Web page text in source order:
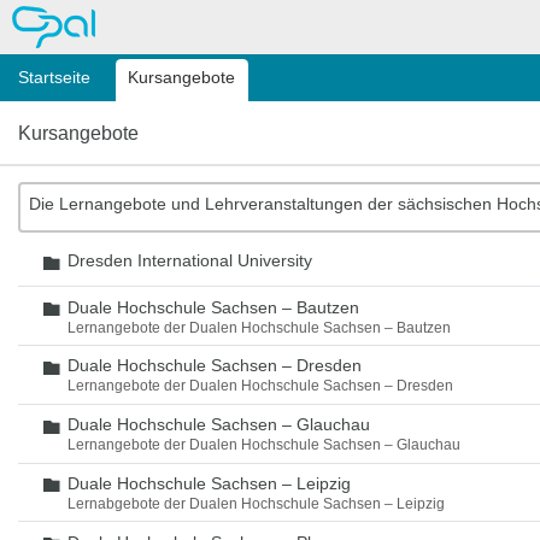
OPAL
Startseite Kursangebote
Kursangebote
Die Lernangebote und Lehrveranstaltungen der sächsischen
Ordner
Dresden International University
Ordner
Duale Hochschule Sachsen – Bautzen
Lernangebote der Dualen Hochschule Sachsen – Bautzen
Ordner
Duale Hochschule Sachsen – Dresden
Lernangebote der Dualen Hochschule Sachsen – Dresden
Ordner
Duale Hochschule Sachsen – Glauchau
Lernangebote der Dualen Hochschule Sachsen – Glauchau
Ordner
Duale Hochschule Sachsen – Leipzig
Lernabgebote der Dualen Hochschule Sachsen – Leipzig